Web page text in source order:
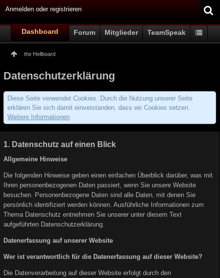
Anmelden oder registrieren
Dashboard Forum Mitglieder TeamSpeak
the Hellboard
Datenschutzerklärung
Diese Seite verwendet Cookies. Durch die Nutzung unserer Seite
erklären Sie sich damit einverstanden, dass wir Cookies setzen.
Weitere Informationen
1. Datenschutz auf einen Blick
Allgemeine Hinweise
Die folgenden Hinweise geben einen einfachen Überblick darüber, was mit
Ihren personenbezogenen Daten passiert, wenn Sie unsere Website
besuchen. Personenbezogene Daten sind alle Daten, mit denen Sie
persönlich identifiziert werden können. Ausführliche Informationen zum
Thema Datenschutz entnehmen Sie unserer unter diesem Text
aufgeführten Datenschutzerklärung.
Datenerfassung auf unserer Website
Wer ist verantwortlich für die Datenerfassung auf dieser Website?
Die Datenverarbeitung auf dieser Website erfolgt durch den